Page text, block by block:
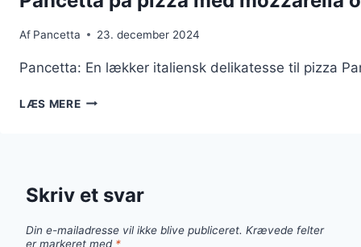
Af Pancetta 23. december 2024
Pancetta: En lækker italiensk delikatesse til pizza
LÆS MEREPANCETTA
BASILIKUM
Skriv et svar
Din e-mailadresse vil ikke blive publiceret. Krævede felter
er markeret med *